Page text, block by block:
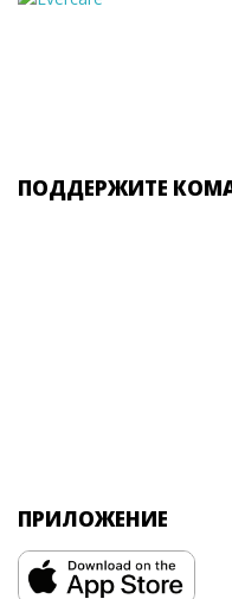
ПОДДЕРЖИТЕ
ПРИЛОЖЕНИЕ